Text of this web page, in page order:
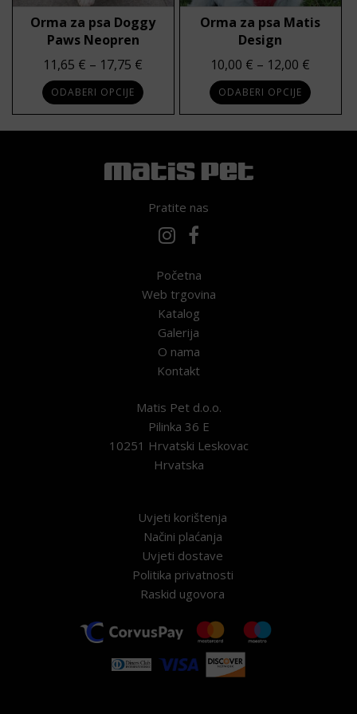
Orma za psa Doggy
Paws Neopren
11,65 € – 17,75 € Raspon cijena: od 11,65 € do 17,75 €
ODABERI OPCIJE
Orma za psa Matis
Design
10,00 € – 12,00 €
ODABERI OPCIJE
Pratite nas
Početna
Web trgovina
Katalog
Galerija
O nama
Kontakt
Matis Pet d.o.o.
Pilinka 36 E
10251 Hrvatski Leskovac
Hrvatska
Uvjeti korištenja
Načini plaćanja
Uvjeti dostave
Politika privatnosti
Raskid ugovora